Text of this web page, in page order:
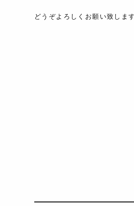
どうぞよろしくお願い致しま